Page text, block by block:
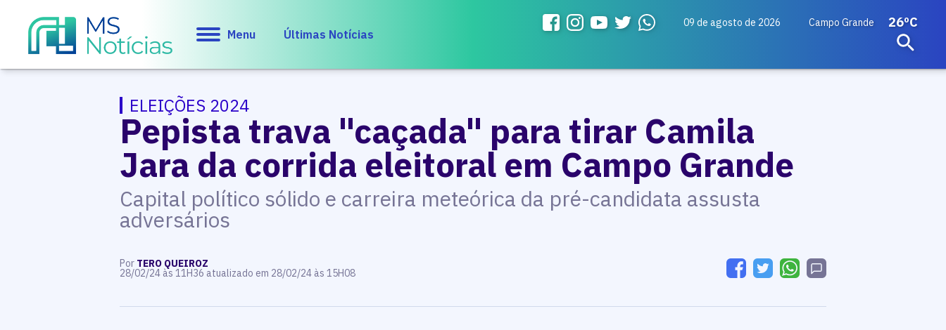
Menu Últimas Notícias
09 de agosto de 2026 Campo Grande 26ºC
ELEIÇÕES 2024
Pepista trava "caçada" para tirar Camila
Jara da corrida eleitoral em Campo Grande
Capital político sólido e carreira meteórica da pré-candidata assusta
adversários
Por TERO QUEIROZ
28/02/24 às 11H36 atualizado em 28/02/24 às 15H08